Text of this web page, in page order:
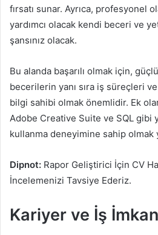
fırsatı sunar. Ayrıca, profesyonel
yardımcı olacak kendi beceri ve
şansınız olacak.
Bu alanda başarılı olmak için,
becerilerin yanı sıra iş süreçleri
bilgi sahibi olmak önemlidir. Ek
Adobe Creative Suite ve SQL gibi
kullanma deneyimine sahip olmak
Dipnot: Rapor Geliştirici İçin CV
İncelemenizi Tavsiye Ederiz.
Kariyer ve İş